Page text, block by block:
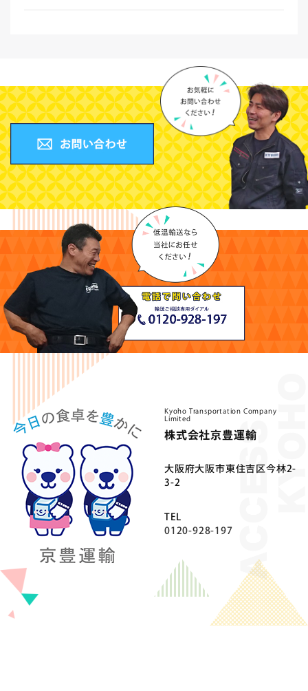
Kyoho Transportation Company
Limited
株式会社京豊運輸
⼤阪府⼤阪市東住吉区今林2-
3-2
TEL
0120-928-197